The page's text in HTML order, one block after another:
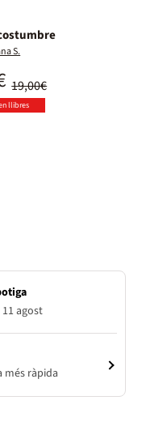
S.
19,00€
llibres
agost
més ràpida